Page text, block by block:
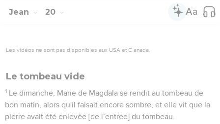
Jean 20
Les vidéos ne sont pas disponibles aux USA et C anada.
Le tombeau vide
1 Le dimanche, Marie de Magdala se rendit au tombeau de
bon matin, alors qu'il faisait encore sombre, et elle vit que la
pierre avait été enlevée [de l’entrée] du tombeau.